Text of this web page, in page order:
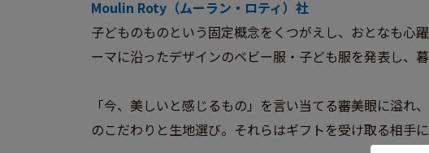
Moulin Roty（ムーラン・ロティ）社
子どものものという固定概念をくつがえし、おとなも心
ーマに沿ったデザインのベビー服・子ども服を発表し、
「今、美しいと感じるもの」を言い当てる審美眼に溢
のこだわりと生地選び。それらはギフトを受け取る相手